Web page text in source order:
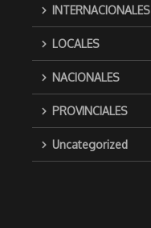
INTERNACIONALES
LOCALES
NACIONALES
PROVINCIALES
Uncategorized